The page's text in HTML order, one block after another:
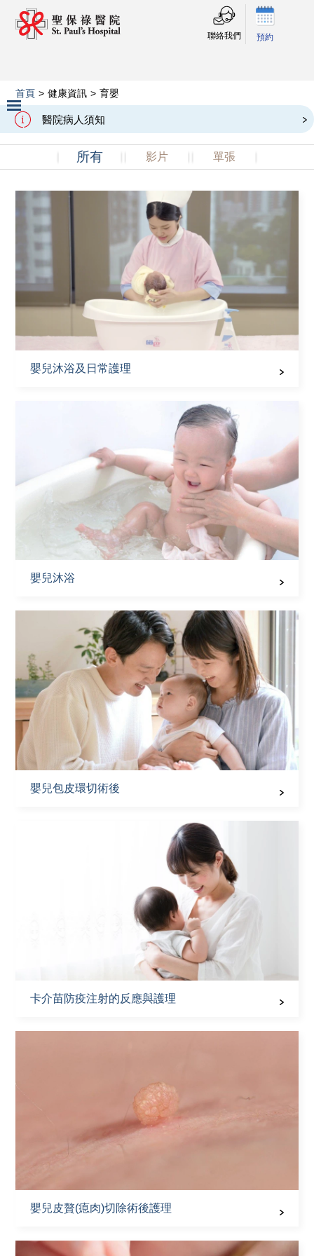
聯絡我們 預約
醫院病人須知
Slide 2 of 3.
首頁 > 健康資訊 > 育嬰
育嬰
所有 影片 單張
嬰兒沐浴及日常護理
嬰兒沐浴
嬰兒包皮環切術後
卡介苗防疫注射的反應與護理
嬰兒皮贅(瘜肉)切除術後護理